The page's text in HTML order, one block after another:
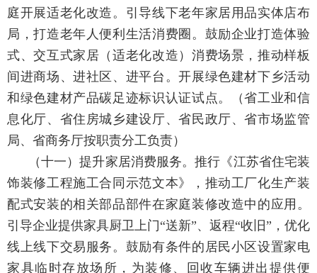
庭开展适老化改造。引导线下老年家居用品实体店布
局，打造老年人便利生活消费圈。鼓励企业打造体验
式、交互式家居（适老化改造）消费场景，推动样板
间进商场、进社区、进平台。开展绿色建材下乡活动
和绿色建材产品碳足迹标识认证试点。
（省工业和信
息化厅、省住房城乡建设厅、省民政厅、省市场监管
局、省商务厅按职责分工负责）
（十一）提升家居消费服务。推行《江苏省住宅装
饰装修工程施工合同示范文本》，推动工厂化生产装
配式安装的相关部品部件在家庭装修改造中的应用。
引导企业提供家具厨卫上门“送新”、返程“收旧”，优化
线上线下交易服务。鼓励有条件的居民小区设置家电
家具临时存放场所，为装修、回收车辆进出提供便